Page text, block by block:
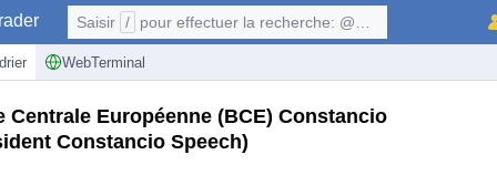
WebTerminal
Saisir / pour effectuer la recherche: @user, $symbol, ...
Européenne (BCE) Constancio
Constancio Speech)